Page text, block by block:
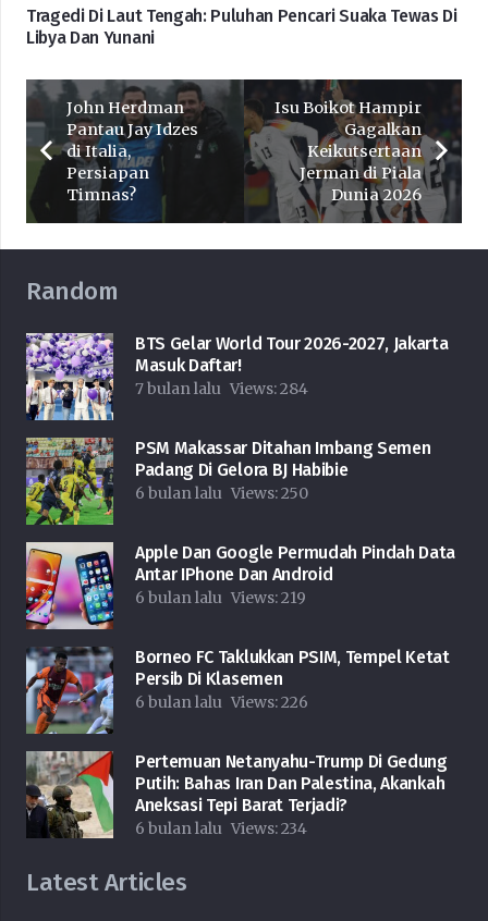
Tragedi Di Laut Tengah: Puluhan Pencari Suaka Tewas Di
Libya Dan Yunani
John Herdman
Pantau Jay Idzes
di Italia,
Persiapan
Timnas?
Isu Boikot Hampir
Gagalkan
Keikutsertaan
Jerman di Piala
Dunia 2026
Random
BTS Gelar World Tour 2026-2027, Jakarta
Masuk Daftar!
7 bulan lalu Views:284
PSM Makassar Ditahan Imbang Semen
Padang Di Gelora BJ Habibie
6 bulan lalu Views:250
Apple Dan Google Permudah Pindah Data
Antar IPhone Dan Android
6 bulan lalu Views:219
Borneo FC Taklukkan PSIM, Tempel Ketat
Persib Di Klasemen
6 bulan lalu Views:226
Pertemuan Netanyahu-Trump Di Gedung
Putih: Bahas Iran Dan Palestina, Akankah
Aneksasi Tepi Barat Terjadi?
6 bulan lalu Views:234
Latest Articles